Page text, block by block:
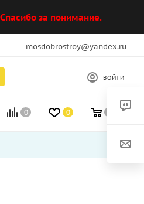
за понимание.
mosdobrostroy@yandex.ru
ВОЙТИ
0 0